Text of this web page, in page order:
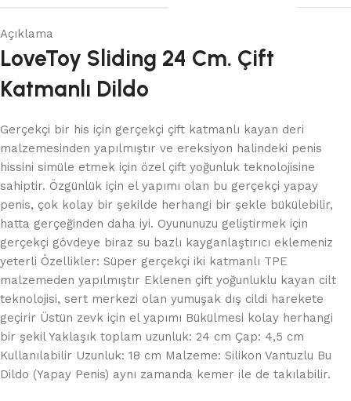
Açıklama
LoveToy Sliding 24 Cm. Çift
Katmanlı Dildo
Gerçekçi bir his için gerçekçi çift katmanlı kayan deri
malzemesinden yapılmıştır ve ereksiyon halindeki penis
hissini simüle etmek için özel çift yoğunluk teknolojisine
sahiptir. Özgünlük için el yapımı olan bu gerçekçi yapay
penis, çok kolay bir şekilde herhangi bir şekle bükülebilir,
hatta gerçeğinden daha iyi. Oyununuzu geliştirmek için
gerçekçi gövdeye biraz su bazlı kayganlaştırıcı eklemeniz
yeterli Özellikler: Süper gerçekçi iki katmanlı TPE
malzemeden yapılmıştır Eklenen çift yoğunluklu kayan cilt
teknolojisi, sert merkezi olan yumuşak dış cildi harekete
geçirir Üstün zevk için el yapımı Bükülmesi kolay herhangi
bir şekil Yaklaşık toplam uzunluk: 24 cm Çap: 4,5 cm
Kullanılabilir Uzunluk: 18 cm Malzeme: Silikon Vantuzlu Bu
Dildo (Yapay Penis) aynı zamanda kemer ile de takılabilir.